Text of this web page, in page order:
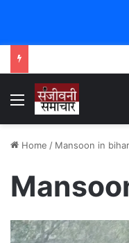
Menu
Home / Mansoon in bihar